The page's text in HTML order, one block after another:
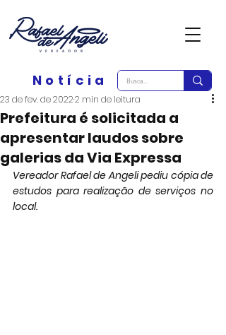
Notícia
Prefeitura é solicitada a
apresentar laudos sobre
galerias da Via Expressa
23 de fev. de 20222 min de leitura
Vereador Rafael de Angeli pediu cópia de
estudos para realização de serviços no
local.